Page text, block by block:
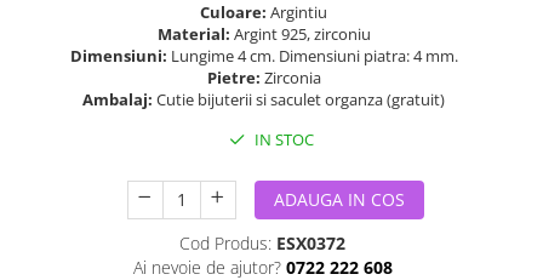
Culoare: Argintiu
Material: Argint 925, zirconiu
Dimensiuni: Lungime 4 cm. Dimensiuni piatra: 4 mm.
Pietre: Zirconia
Ambalaj: Cutie bijuterii si saculet organza (gratuit)
IN STOC
ADAUGA IN COS
Cod Produs: ESX0372
Ai nevoie de ajutor? 0722 222 608